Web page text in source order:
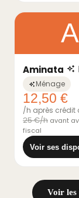
A
Aminata
Ménage
12,50 €
/h après crédit
25 €/h avant
fiscal
Voir ses
Voir les